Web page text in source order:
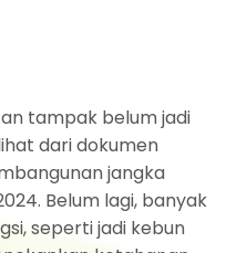
tampak belum jadi
dari dokumen
jangka
Belum lagi, banyak
seperti jadi kebun